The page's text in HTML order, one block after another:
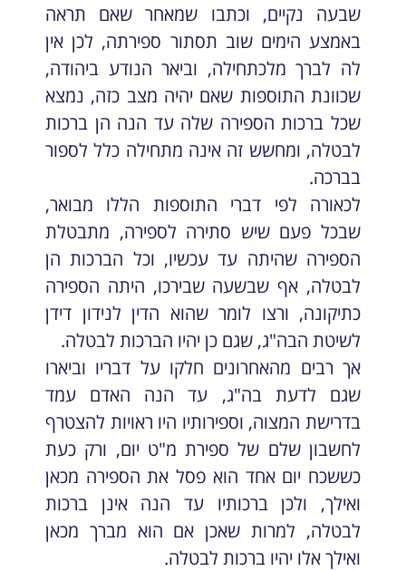
שבעה נקיים, וכתבו שמאחר שאם תראה
באמצע הימים שוב תסתור ספירתה, לכן אין
לה לברך מלכתחילה, וביאר הנודע ביהודה,
שכוונת התוספות שאם יהיה מצב כזה, נמצא
שכל ברכות הספירה שלה עד הנה הן ברכות
לבטלה, ומחשש זה אינה מתחילה כלל לספור
בברכה.
לכאורה לפי דברי התוספות הללו מבואר,
שבכל פעם שיש סתירה לספירה, מתבטלת
הספירה שהיתה עד עכשיו, וכל הברכות הן
לבטלה, אף שבשעה שבירכו, היתה הספירה
כתיקונה, ורצו לומר שהוא הדין לנידון דידן
לשיטת הבה"ג, שגם כן יהיו הברכות לבטלה.
אך רבים מהאחרונים חלקו על דבריו וביארו
שגם לדעת בה"ג, עד הנה האדם עמד
בדרישת המצוה, וספירותיו היו ראויות להצטרף
לחשבון שלם של ספירת מ"ט יום, ורק כעת
כששכח יום אחד הוא פסל את הספירה מכאן
ואילך, ולכן ברכותיו עד הנה אינן ברכות
לבטלה, למרות שאכן אם הוא מברך מכאן
ואילך אלו יהיו ברכות לבטלה.